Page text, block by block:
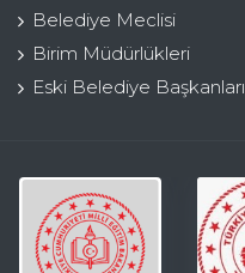
Belediye Meclisi
Birim Müdürlükleri
Eski Belediye Başkanları